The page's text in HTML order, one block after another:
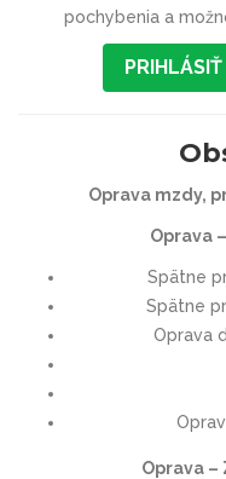
pochybenia a
Oprava mzdy,
Oprava
Spätne
Spätne
Oprava
Oprava –